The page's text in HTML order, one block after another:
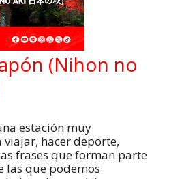
(Nihon no
estación muy
hacer deporte,
frases que forman parte
las que podemos